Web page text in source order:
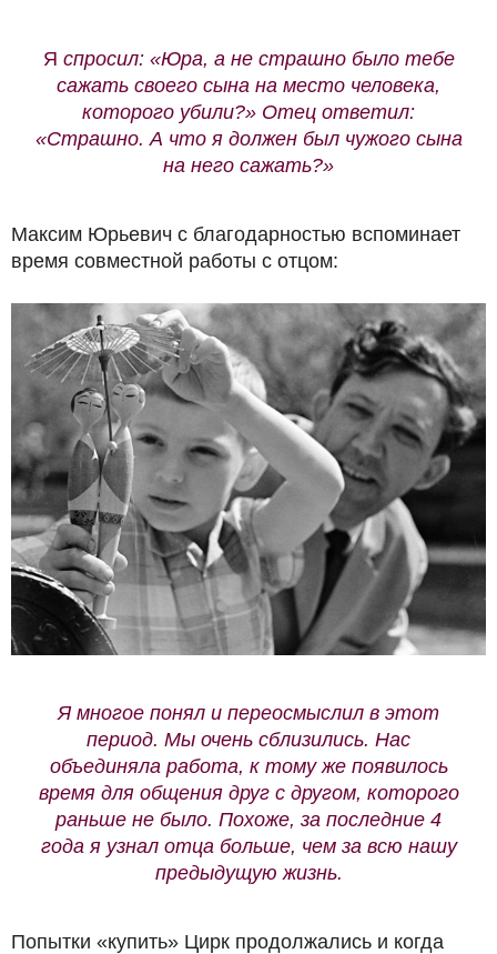
Я спросил: «Юра, а не страшно было тебе
сажать своего сына на место человека,
которого убили?» Отец ответил:
«Страшно. А что я должен был чужого сына
на него сажать?»
Максим Юрьевич с благодарностью вспоминает
время совместной работы с отцом:
Я многое понял и переосмыслил в этот
период. Мы очень сблизились. Нас
объединяла работа, к тому же появилось
время для общения друг с другом, которого
раньше не было. Похоже, за последние 4
года я узнал отца больше, чем за всю нашу
предыдущую жизнь.
Попытки «купить» Цирк продолжались и когда